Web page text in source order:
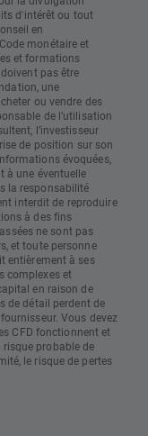
d'intérêt ou tout
en
monétaire et
et formations
pas être
une
ou vendre des
de l’utilisation
l’investisseur
de position sur son
évoquées,
à une éventuelle
la responsabilité
interdit de reproduire
à des fins
ne sont pas
et toute personne
entièrement à ses
complexes et
en raison de
de détail perdent de
Vous devez
CFD fonctionnent et
probable de
le risque de pertes